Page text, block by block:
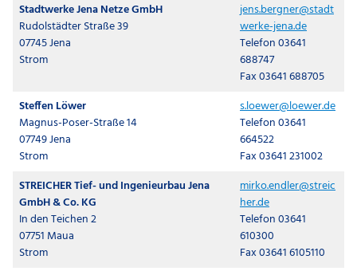
Stadtwerke Jena Netze GmbH
Rudolstädter Straße 39
07745 Jena
Strom
jens.bergner@stadt
werke-jena.de
Telefon 03641
688747
Fax 03641 688705
Steffen Löwer
Magnus-Poser-Straße 14
07749 Jena
Strom
s.loewer@loewer.de
Telefon 03641
664522
Fax 03641 231002
STREICHER Tief- und Ingenieurbau Jena
GmbH & Co. KG
In den Teichen 2
07751 Maua
Strom
mirko.endler@streic
her.de
Telefon 03641
610300
Fax 03641 6105110